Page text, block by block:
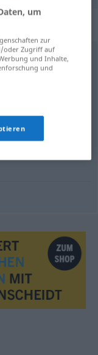
Befürwortung
,Berechtigung
,Lizenz
um
zur
oder Zugriff auf
und Inhalte,
und